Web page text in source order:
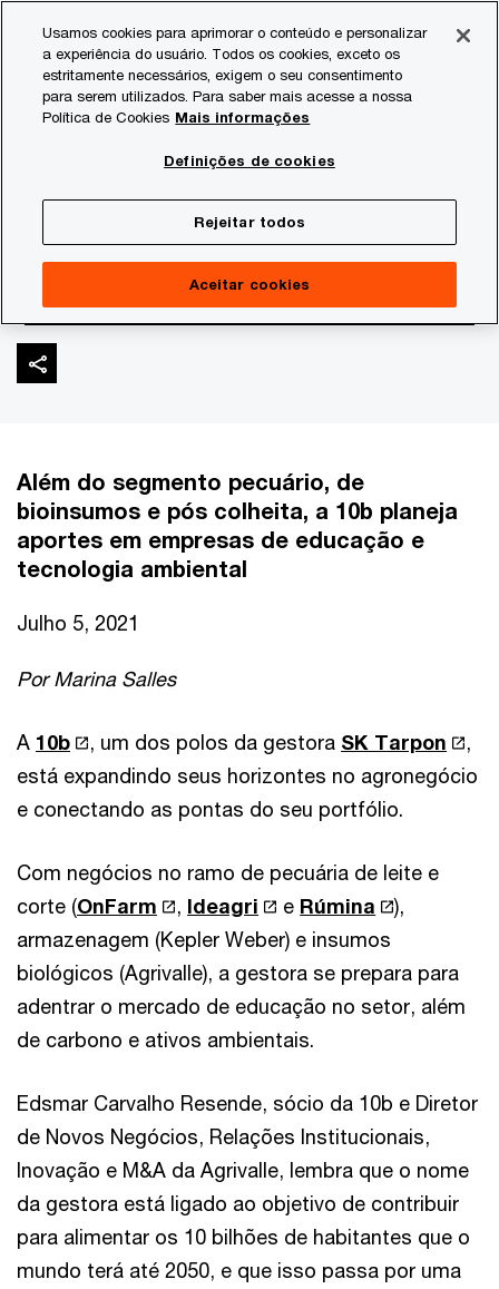
content
footer
Consultoria
Gestora 10b, ligada à SK
Tarpon, define novos
alvos no agronegócio
Além do segmento pecuário, de
bioinsumos e pós colheita, a 10b planeja
aportes em empresas de educação e
tecnologia ambiental
Julho 5, 2021
Por Marina Salles
A 10b , um dos polos da gestora SK Tarpon
,
está expandindo seus horizontes no agronegócio
e conectando as pontas do seu portfólio.
Com negócios no ramo de pecuária de leite e
corte (OnFarm , Ideagri e Rúmina
),
armazenagem (Kepler Weber) e insumos
biológicos (Agrivalle), a gestora se prepara para
adentrar o mercado de educação no setor, além
de carbono e ativos ambientais.
Edsmar Carvalho Resende, sócio da 10b e Diretor
de Novos Negócios, Relações Institucionais,
Inovação e M&A da Agrivalle, lembra que o nome
da gestora está ligado ao objetivo de contribuir
para alimentar os 10 bilhões de habitantes que o
mundo terá até 2050, e que isso passa por uma
Usamos cookies para aprimorar o conteúdo e personalizar
a experiência do usuário. Todos os cookies, exceto os
estritamente necessários, exigem o seu consentimento
para serem utilizados. Para saber mais acesse a nossa
Política de Cookies Mais informações
Definições de cookies
Rejeitar todos
Aceitar cookies